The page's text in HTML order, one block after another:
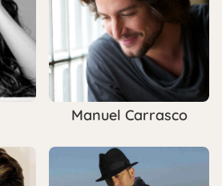
Manuel Carrasco